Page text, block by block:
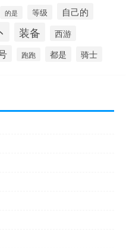
的是 等级 自己的
装备 西游
跑跑 都是 骑士